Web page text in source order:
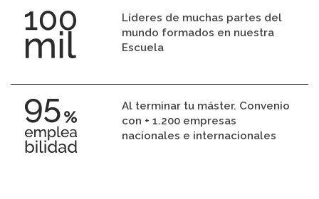
Líderes de muchas partes del
mundo formados en nuestra
Escuela
Al terminar tu máster. Convenio
con + 1.200 empresas
nacionales e internacionales